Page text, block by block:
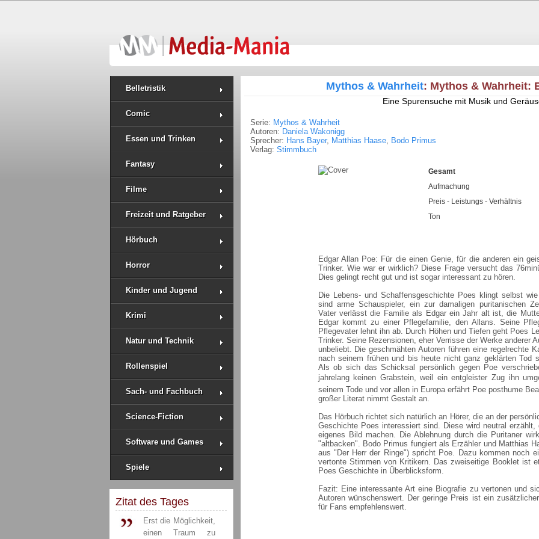
Belletristik
Comic
Essen und Trinken
Fantasy
Filme
Freizeit und Ratgeber
Hörbuch
Horror
Kinder und Jugend
Krimi
Natur und Technik
Rollenspiel
Sach- und Fachbuch
Science-Fiction
Software und Games
Spiele
Zitat des Tages
Erst die Möglichkeit,
einen Traum zu
Mythos & Wahrheit: Mythos & Wahrheit:
Eine Spurensuche mit Musik und
Serie: Mythos & Wahrheit
Autoren: Daniela Wakonigg
Sprecher: Hans Bayer, Matthias Haase, Bodo Primus
Verlag: Stimmbuch
Gesamt
Aufmachung
Preis - Leistungs - Verhältnis
Ton
Edgar Allan Poe: Für die einen Genie, für die anderen ein
Trinker. Wie war er wirklich? Diese Frage versucht das
Dies gelingt recht gut und ist sogar interessant zu hören.
Die Lebens- und Schaffensgeschichte Poes klingt selbst
sind arme Schauspieler, ein zur damaligen puritanischen
Vater verlässt die Familie als Edgar ein Jahr alt ist, die
Edgar kommt zu einer Pflegefamilie, den Allans. Seine
Pflegevater lehnt ihn ab. Durch Höhen und Tiefen geht Poes
Trinker. Seine Rezensionen, eher Verrisse der Werke anderer
unbeliebt. Die geschmähten Autoren führen eine regelrechte
nach seinem frühen und bis heute nicht ganz geklärten Tod
Als ob sich das Schicksal persönlich gegen Poe
jahrelang keinen Grabstein, weil ein entgleister Zug ihn
seinem Tode und vor allen in Europa erfährt Poe posthume
großer Literat nimmt Gestalt an.
Das Hörbuch richtet sich natürlich an Hörer, die an der
Geschichte Poes interessiert sind. Diese wird neutral
eigenes Bild machen. Die Ablehnung durch die Puritaner
"altbacken". Bodo Primus fungiert als Erzähler und Matthias
aus "Der Herr der Ringe") spricht Poe. Dazu kommen noch
vertonte Stimmen von Kritikern. Das zweiseitige Booklet ist
Poes Geschichte in Überblicksform.
Fazit: Eine interessante Art eine Biografie zu vertonen und
Autoren wünschenswert. Der geringe Preis ist ein
für Fans empfehlenswert.